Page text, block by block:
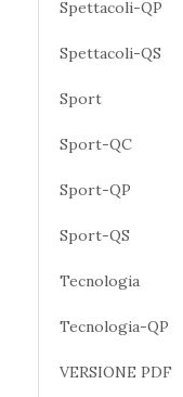
Spettacoli-QP
Spettacoli-QS
Sport
Sport-QC
Sport-QP
Sport-QS
Tecnologia
Tecnologia-QP
VERSIONE PDF